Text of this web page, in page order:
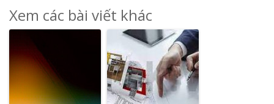
Xem các bài viết khác